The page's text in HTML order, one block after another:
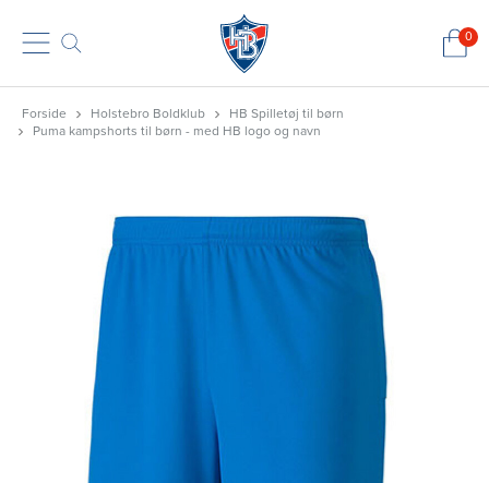
0
Forside Holstebro Boldklub
HB Spilletøj til børn
Puma kampshorts til børn - med HB logo og navn